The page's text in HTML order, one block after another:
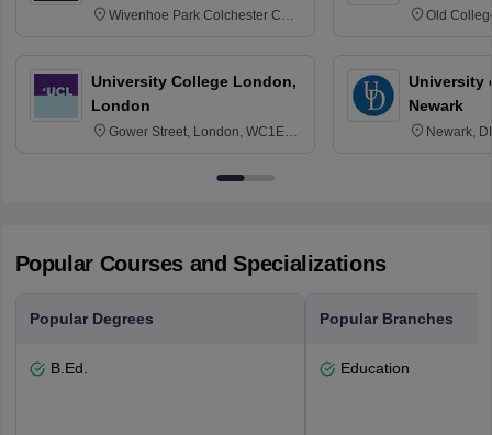
Wivenhoe Park Colchester CO4
University College London,
London
Gower Street, London, WC1E
Old
University
Newark
Newark,
Popular Courses and Specializations
Popular Degrees
B.Ed.
Popular Branches
Education